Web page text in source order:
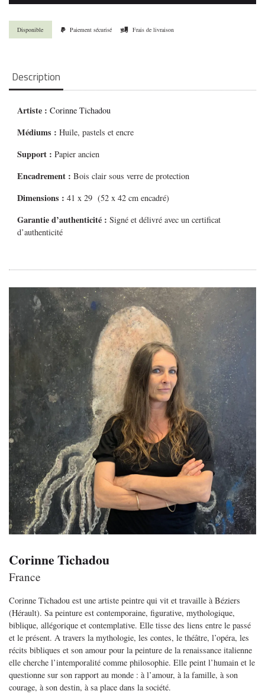
Disponible Paiement sécurisé Frais de livraison
Description
Artiste :Corinne Tichadou
Médiums :Huile, pastels et encre
Support : Papier ancien
Encadrement : Bois clair sous verre de protection
Dimensions : 41 x 29 (52 x 42 cm encadré)
Garantie d’authenticité : Signé et délivré avec un certificat
d’authenticité
Corinne Tichadou
France
Corinne Tichadou est une artiste peintre qui vit et travaille à Béziers
(Hérault). Sa peinture est contemporaine, figurative, mythologique,
biblique, allégorique et contemplative. Elle tisse des liens entre le passé
et le présent. A travers la mythologie, les contes, le théâtre, l’opéra, les
récits bibliques et son amour pour la peinture de la renaissance italienne
elle cherche l’intemporalité comme philosophie. Elle peint l’humain et le
questionne sur son rapport au monde : à l’amour, à la famille, à son
courage, à son destin, à sa place dans la société.